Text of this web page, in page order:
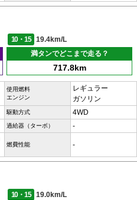
10・15
19.4km/L
満タンでどこまで走る？
717.8km
使用燃料
エンジン
レギュラー
ガソリン
駆動方式 4WD
過給器（ターボ） -
燃費性能 -
10・15
19.0km/L